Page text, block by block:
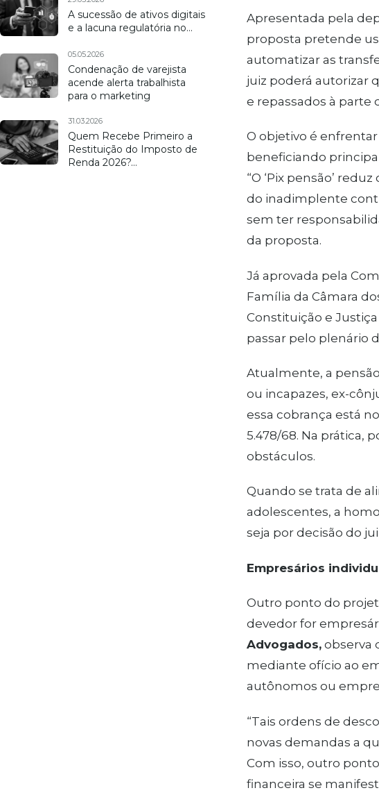
A sucessão de ativos digitais
e a lacuna regulatória no…
05.05.2026
Condenação de varejista
acende alerta trabalhista
para o marketing
31.03.2026
Quem Recebe Primeiro a
Restituição do Imposto de
Renda 2026?…
Apresentada pela
proposta pretende
automatizar as
juiz poderá autorizar
e repassados à parte
O objetivo é
beneficiando
“O ‘Pix pensão’
do inadimplente
sem ter
da proposta.
Já aprovada pela
Família da Câmara
Constituição e
passar pelo plenário
Atualmente, a
ou incapazes, ex-
essa cobrança está
5.478/68. Na prática,
obstáculos.
Quando se trata de
adolescentes, a
seja por decisão do
Empresários
Outro ponto do
devedor for
Advogados, observa
mediante ofício ao
autônomos ou
“Tais ordens de
novas demandas a
Com isso, outro
financeira se